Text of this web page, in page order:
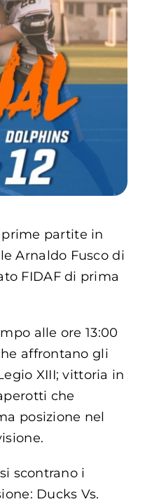
prime partite in
Arnaldo Fusco di
FIDAF di prima
alle ore 13:00
affrontano gli
XIII; vittoria in
che
posizione nel
scontrano i
Ducks Vs.